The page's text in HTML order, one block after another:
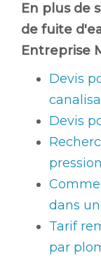
En plus de
de fuite
Entreprise
Devis
Devis
pression
dans
Tarif
par